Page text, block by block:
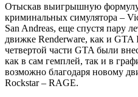
Отыскав выигрышную
криминальных симулятора –
San Andreas, еще спустя пару
движке Renderware, как и GTA
четвертой части GTA были
как в сам гемплей, так и в
возможно благодаря новому
Rockstar – RAGE.